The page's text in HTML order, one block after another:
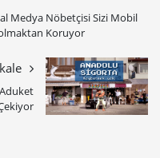
Medya Nöbetçisi Sizi Mobil
Koruyor